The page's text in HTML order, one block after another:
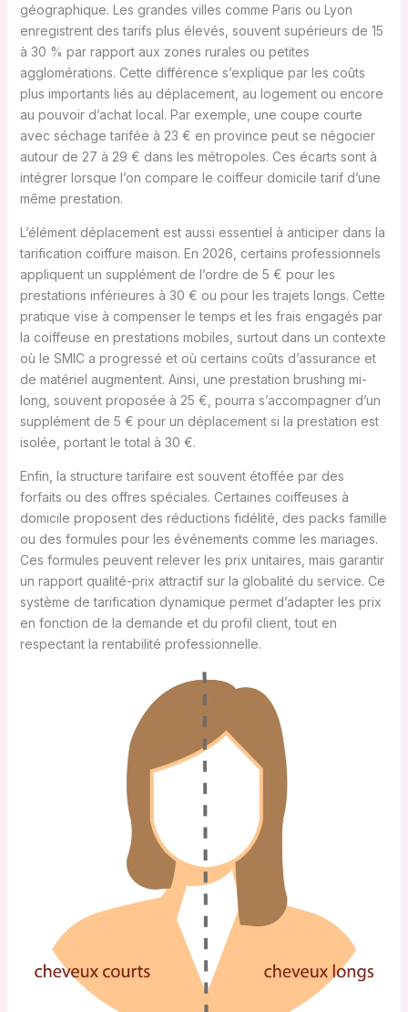
géographique. Les grandes villes comme Paris ou Lyon
enregistrent des tarifs plus élevés, souvent supérieurs de 15
à 30 % par rapport aux zones rurales ou petites
agglomérations. Cette différence s’explique par les coûts
plus importants liés au déplacement, au logement ou encore
au pouvoir d’achat local. Par exemple, une coupe courte
avec séchage tarifée à 23 € en province peut se négocier
autour de 27 à 29 € dans les métropoles. Ces écarts sont à
intégrer lorsque l’on compare le coiffeur domicile tarif d’une
même prestation.
L’élément déplacement est aussi essentiel à anticiper dans la
tarification coiffure maison. En 2026, certains professionnels
appliquent un supplément de l’ordre de 5 € pour les
prestations inférieures à 30 € ou pour les trajets longs. Cette
pratique vise à compenser le temps et les frais engagés par
la coiffeuse en prestations mobiles, surtout dans un contexte
où le SMIC a progressé et où certains coûts d’assurance et
de matériel augmentent. Ainsi, une prestation brushing mi-
long, souvent proposée à 25 €, pourra s’accompagner d’un
supplément de 5 € pour un déplacement si la prestation est
isolée, portant le total à 30 €.
Enfin, la structure tarifaire est souvent étoffée par des
forfaits ou des offres spéciales. Certaines coiffeuses à
domicile proposent des réductions fidélité, des packs famille
ou des formules pour les événements comme les mariages.
Ces formules peuvent relever les prix unitaires, mais garantir
un rapport qualité-prix attractif sur la globalité du service. Ce
système de tarification dynamique permet d’adapter les prix
en fonction de la demande et du profil client, tout en
respectant la rentabilité professionnelle.